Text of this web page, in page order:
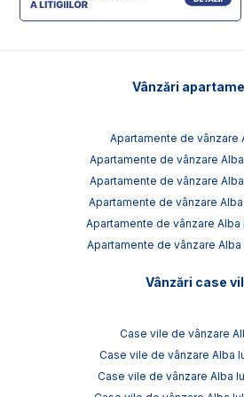
Vânzări
Apartamente de vânzare
Apartamente de vânzare
Apartamente de vânzare
Apartamente de vânzare Alba
Apartamente de vânzare Alba
Apartamente de vânzare Alba
Vânzări case
Case vile de vânzare
Case vile de vânzare Alba
Case vile de vânzare Alba